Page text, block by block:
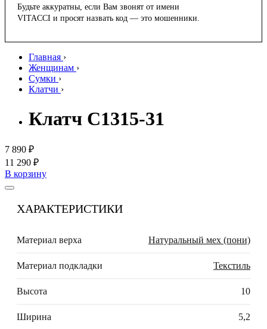
Будьте аккуратны, если Вам звонят от имени
VITACCI и просят назвать код — это мошенники.
Главная ›
Женщинам ›
Сумки ›
Клатчи ›
Клатч C1315-31
7 890 ₽
11 290 ₽
В корзину
ХАРАКТЕРИСТИКИ
Материал верха Натуральный мех (пони)
Материал подкладки Текстиль
Высота 10
Ширина 5,2